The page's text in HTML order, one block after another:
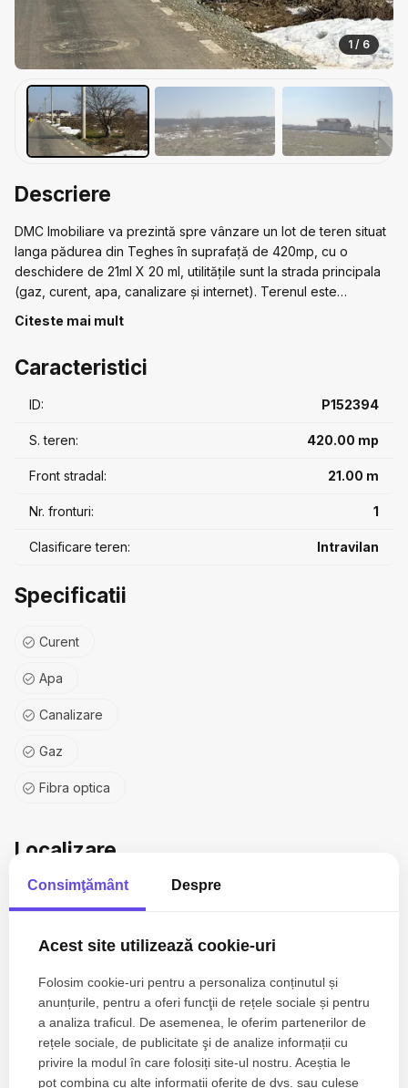
1 / 6
Descriere
DMC Imobiliare va prezintă spre vânzare un lot de teren situat
langa pădurea din Teghes în suprafață de 420mp, cu o
deschidere de 21ml X 20 ml, utilitățile sunt la strada principala
(gaz, curent, apa, canalizare și internet). Terenul este
intravilan. Acces facil.
Citeste mai mult
Caracteristici
ID: P152394
S. teren: 420.00 mp
Front stradal: 21.00 m
Nr. fronturi: 1
Clasificare teren: Intravilan
Specificatii
Curent
Apa
Canalizare
Gaz
Fibra optica
Localizare
Consimţământ Despre
Acest site utilizează cookie-uri
Folosim cookie-uri pentru a personaliza conținutul și
anunțurile, pentru a oferi funcţii de rețele sociale și pentru
a analiza traficul. De asemenea, le oferim partenerilor de
rețele sociale, de publicitate şi de analize informații cu
privire la modul în care folosiți site-ul nostru. Aceștia le
pot combina cu alte informații oferite de dvs. sau culese